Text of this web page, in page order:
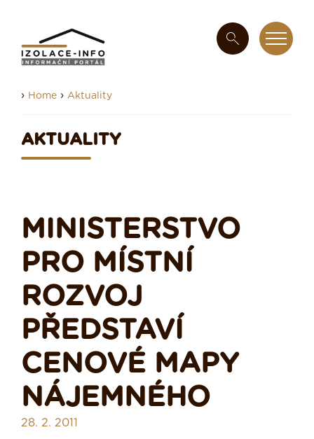
› Home › Aktuality
AKTUALITY
MINISTERSTVO
PRO MÍSTNÍ
ROZVOJ
PŘEDSTAVÍ
CENOVÉ MAPY
NÁJEMNÉHO
28. 2. 2011